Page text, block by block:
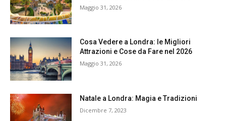
Maggio 31, 2026
Cosa Vedere a Londra: le Migliori
Attrazioni e Cose da Fare nel 2026
Maggio 31, 2026
Natale a Londra: Magia e Tradizioni
Dicembre 7, 2023